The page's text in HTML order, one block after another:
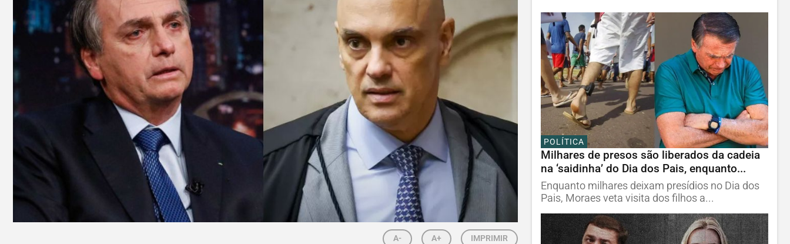
A- A+ IMPRIMIR
POLÍTICA
Milhares de presos são liberados da cadeia
na ‘saidinha’ do Dia dos Pais, enquanto...
Enquanto milhares deixam presídios no Dia dos
Pais, Moraes veta visita dos filhos a...